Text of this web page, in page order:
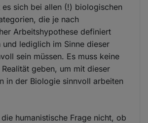
es sich bei allen (!) biologischen
die je nach
Arbeitshypothese definiert
lediglich im Sinne dieser
sein müssen. Es muss keine
Realität geben, um mit dieser
in der Biologie sinnvoll arbeiten
humanistische Frage nicht, ob